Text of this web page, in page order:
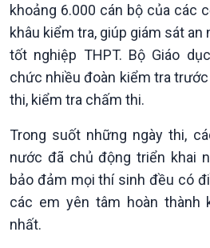
Chính trị
Tin Chính trị
Chính phủ với người dân
Quốc hội với cử tri
Đảng trong cuộc sống
Nhận diện sự thật
Pháp luật và đời sống
khoảng 6.000 cán bộ của các
khâu kiểm tra, giúp giám sát an
tốt nghiệp THPT. Bộ Giáo
chức nhiều đoàn kiểm tra
thi, kiểm tra chấm thi.
Trong suốt những ngày thi,
nước đã chủ động triển khai
bảo đảm mọi thí sinh đều có
các em yên tâm hoàn
nhất.